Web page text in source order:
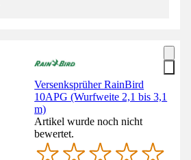
Versenksprüher RainBird
10APG (Wurfweite 2,1 bis 3,1
m)
Artikel wurde noch nicht
bewertet.